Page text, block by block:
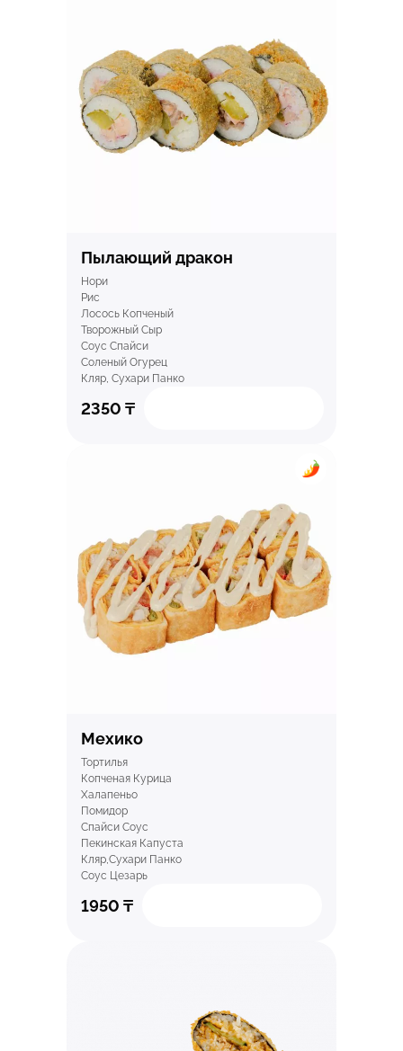
Быстрый просмотр
Пылающий дракон
Нори
Рис
Лосось Копченый
Творожный Сыр
Соус Спайси
Соленый Огурец
Кляр, Сухари Панко
2350 ₸
Быстрый просмотр
Мехико
Тортилья
Копченая Курица
Халапеньо
Помидор
Спайси Соус
Пекинская Капуста
Кляр,Сухари Панко
Соус Цезарь
1950 ₸